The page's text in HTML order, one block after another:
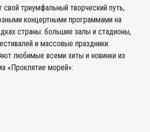
триумфальный творческий путь,
концертными программами на
страны: большие залы и стадионы,
и массовые праздники.
любимые всеми хиты и новинки из
«Проклятие морей»: